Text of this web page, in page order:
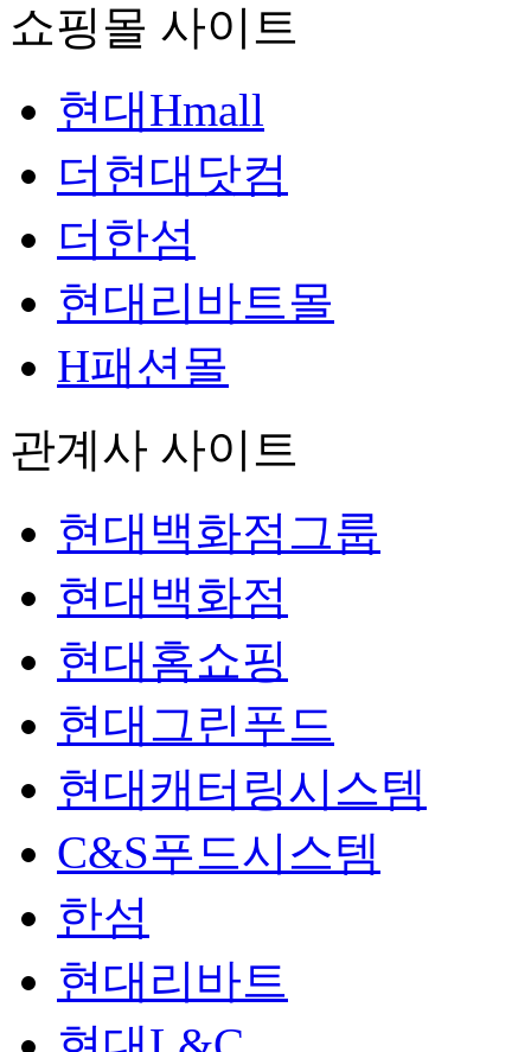
쇼핑몰 사이트
현대Hmall
더현대닷컴
더한섬
현대리바트몰
H패션몰
관계사 사이트
현대백화점그룹
현대백화점
현대홈쇼핑
현대그린푸드
현대캐터링시스템
C&S푸드시스템
한섬
현대리바트